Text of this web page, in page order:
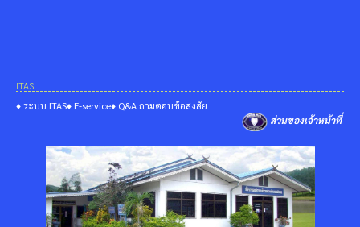
ITAS
♦ ระบบ ITAS♦ E-service♦ Q&A ถามตอบข้อสงสัย
ส่วนของเจ้าหน้าที่